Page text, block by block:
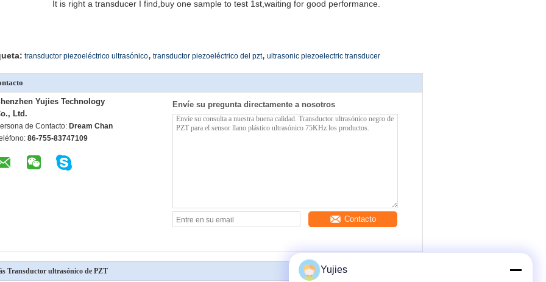
It is right a transducer I find,buy one sample to test 1st,waiting for good performance.
transductor piezoeléctrico ultrasónico, transductor piezoeléctrico del pzt, ultrasonic piezoelectric transducer
Yujies Technology
Ltd.
de Contacto: Dream Chan
86-755-83747109
Envíe su pregunta directamente a nosotros
Contacto
Transductor ultrasónico de PZT Yujies